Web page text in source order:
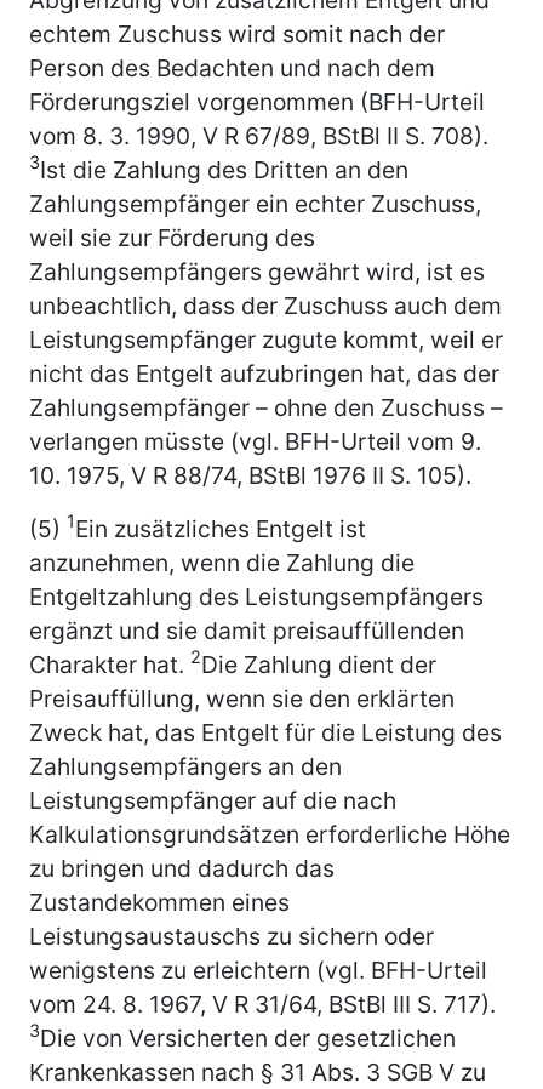
echtem Zuschuss wird somit nach der
Person des Bedachten und nach dem
Förderungsziel vorgenommen (BFH-Urteil
vom 8. 3. 1990, V R 67/89, BStBl II S. 708).
3Ist die Zahlung des Dritten an den
Zahlungsempfänger ein echter Zuschuss,
weil sie zur Förderung des
Zahlungsempfängers gewährt wird, ist es
unbeachtlich, dass der Zuschuss auch dem
Leistungsempfänger zugute kommt, weil er
nicht das Entgelt aufzubringen hat, das der
Zahlungsempfänger – ohne den Zuschuss –
verlangen müsste (vgl. BFH-Urteil vom 9.
10. 1975, V R 88/74, BStBl 1976 II S. 105).
(5) 1Ein zusätzliches Entgelt ist
anzunehmen, wenn die Zahlung die
Entgeltzahlung des Leistungsempfängers
ergänzt und sie damit preisauffüllenden
Charakter hat. 2Die Zahlung dient der
Preisauffüllung, wenn sie den erklärten
Zweck hat, das Entgelt für die Leistung des
Zahlungsempfängers an den
Leistungsempfänger auf die nach
Kalkulationsgrundsätzen erforderliche Höhe
zu bringen und dadurch das
Zustandekommen eines
Leistungsaustauschs zu sichern oder
wenigstens zu erleichtern (vgl. BFH-Urteil
vom 24. 8. 1967, V R 31/64, BStBl III S. 717).
3Die von Versicherten der gesetzlichen
Krankenkassen nach § 31 Abs. 3 SGB V zu